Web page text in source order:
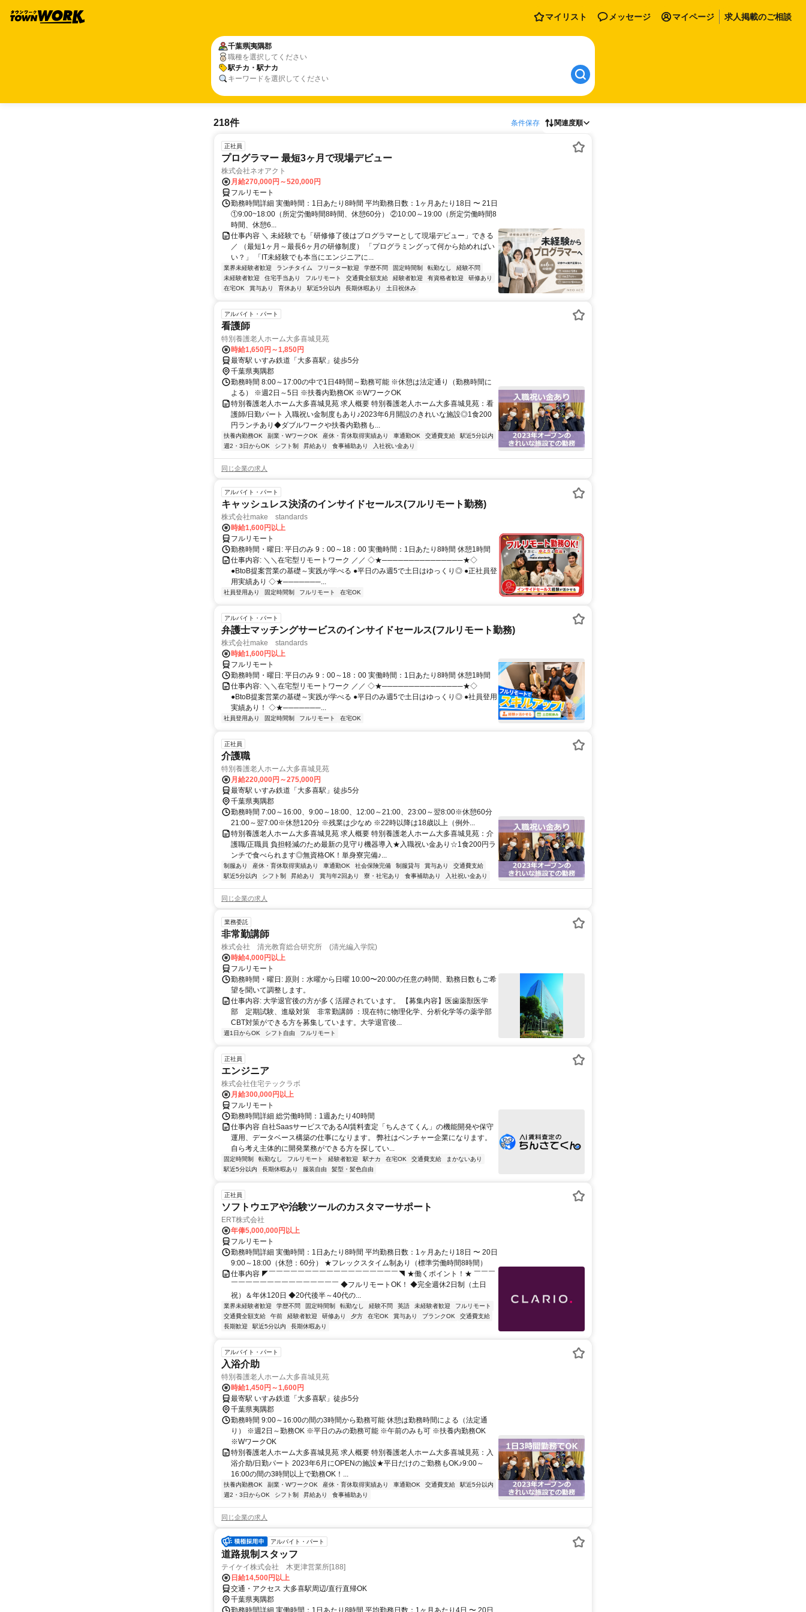
マイリスト メッセージ マイページ 求人掲載のご相談
千葉県夷隅郡
職種を選択してください
駅チカ・駅ナカ
キーワードを選択してください
218件 条件保存 関連度順
正社員
プログラマー 最短3ヶ月で現場デビュー
株式会社ネオアクト
月給270,000円～520,000円
フルリモート
勤務時間詳細 実働時間：1日あたり8時間 平均勤務日数：1ヶ月あたり18日 〜 21日
①9:00~18:00（所定労働時間8時間、休憩60分） ②10:00～19:00（所定労働時間8
時間、休憩6...
仕事内容 ＼ 未経験でも「研修修了後はプログラマーとして現場デビュー」できる
／ （最短1ヶ月～最長6ヶ月の研修制度） 「プログラミングって何から始めればい
い？」 「IT未経験でも本当にエンジニアに...
業界未経験者歓迎 ランチタイム フリーター歓迎 学歴不問 固定時間制 転勤なし
経験不問
未経験者歓迎
住宅手当あり フルリモート 交通費全額支給 経験者歓迎 有資格者歓迎
研修あり
在宅OK
賞与あり 育休あり 駅近5分以内 長期休暇あり 土日祝休み
アルバイト・パート
看護師
特別養護老人ホーム大多喜城見苑
時給1,650円～1,850円
最寄駅 いすみ鉄道「大多喜駅」徒歩5分
千葉県夷隅郡
勤務時間 8:00～17:00の中で1日4時間～勤務可能 ※休憩は法定通り（勤務時間に
よる） ※週2日～5日 ※扶養内勤務OK ※WワークOK
特別養護老人ホーム大多喜城見苑 求人概要 特別養護老人ホーム大多喜城見苑：看
護師/日勤パート 入職祝い金制度もあり♪2023年6月開設のきれいな施設◎1食200
円ランチあり◆ダブルワークや扶養内勤務も...
扶養内勤務OK 副業・WワークOK 産休・育休取得実績あり 車通勤OK 交通費支給
駅近5分以内
週2・3日からOK
シフト制 昇給あり 食事補助あり 入社祝い金あり
同じ企業の求人
アルバイト・パート
キャッシュレス決済のインサイドセールス(フルリモート勤務)
株式会社make standards
時給1,600円以上
フルリモート
勤務時間・曜日: 平日のみ 9：00～18：00 実働時間：1日あたり8時間 休憩1時間
仕事内容: ＼＼在宅型リモートワーク ／／ ◇★───────────────★◇
●BtoB提案営業の基礎～実践が学べる ●平日のみ週5で土日はゆっくり◎ ●正社員登
用実績あり ◇★───────...
社員登用あり 固定時間制 フルリモート 在宅OK
アルバイト・パート
弁護士マッチングサービスのインサイドセールス(フルリモート勤務)
株式会社make standards
時給1,600円以上
フルリモート
勤務時間・曜日: 平日のみ 9：00～18：00 実働時間：1日あたり8時間 休憩1時間
仕事内容: ＼＼在宅型リモートワーク ／／ ◇★───────────────★◇
●BtoB提案営業の基礎～実践が学べる ●平日のみ週5で土日はゆっくり◎ ●社員登用
実績あり！ ◇★───────...
社員登用あり 固定時間制 フルリモート 在宅OK
正社員
介護職
特別養護老人ホーム大多喜城見苑
月給220,000円～275,000円
最寄駅 いすみ鉄道「大多喜駅」徒歩5分
千葉県夷隅郡
勤務時間 7:00～16:00、9:00～18:00、12:00～21:00、23:00～翌8:00※休憩60分
21:00～翌7:00※休憩120分 ※残業は少なめ ※22時以降は18歳以上（例外...
特別養護老人ホーム大多喜城見苑 求人概要 特別養護老人ホーム大多喜城見苑：介
護職/正職員 負担軽減のため最新の見守り機器導入★入職祝い金あり☆1食200円ラ
ンチで食べられます◎無資格OK！単身寮完備♪...
制服あり 産休・育休取得実績あり 車通勤OK 社会保険完備 制服貸与 賞与あり
交通費支給
駅近5分以内
シフト制 昇給あり 賞与年2回あり 寮・社宅あり 食事補助あり 入社祝い金あり
同じ企業の求人
業務委託
非常勤講師
株式会社 清光教育総合研究所 (清光編入学院)
時給4,000円以上
フルリモート
勤務時間・曜日: 原則：水曜から日曜 10:00〜20:00の任意の時間、勤務日数もご希
望を聞いて調整します。
仕事内容: 大学退官後の方が多く活躍されています。 【募集内容】医歯薬獣医学
部 定期試験、進級対策 非常勤講師 ：現在特に物理化学、分析化学等の薬学部
CBT対策ができる方を募集しています。大学退官後...
週1日からOK シフト自由 フルリモート
正社員
エンジニア
株式会社住宅テックラボ
月給300,000円以上
フルリモート
勤務時間詳細 総労働時間：1週あたり40時間
仕事内容 自社SaasサービスであるAI賃料査定「ちんさてくん」の機能開発や保守
運用、データベース構築の仕事になります。 弊社はベンチャー企業になります。
自ら考え主体的に開発業務ができる方を探してい...
固定時間制 転勤なし フルリモート 経験者歓迎 駅ナカ 在宅OK 交通費支給
まかないあり
駅近5分以内
長期休暇あり 服装自由 髪型・髪色自由
正社員
ソフトウエアや治験ツールのカスタマーサポート
ERT株式会社
年俸5,000,000円以上
フルリモート
勤務時間詳細 実働時間：1日あたり8時間 平均勤務日数：1ヶ月あたり18日 〜 20日
9:00～18:00（休憩：60分） ★フレックスタイム制あり（標準労働時間8時間）
仕事内容 ◤￣￣￣￣￣￣￣￣￣￣￣￣￣￣￣￣￣￣◥ ★働くポイント！★ ￣￣￣
￣￣￣￣￣￣￣￣￣￣￣￣￣￣￣ ◆フルリモートOK！ ◆完全週休2日制（土日
祝）＆年休120日 ◆20代後半～40代の...
業界未経験者歓迎 学歴不問 固定時間制 転勤なし 経験不問 英語 未経験者歓迎
フルリモート
交通費全額支給
午前 経験者歓迎 研修あり 夕方 在宅OK 賞与あり ブランクOK
交通費支給
長期歓迎
駅近5分以内 長期休暇あり
アルバイト・パート
入浴介助
特別養護老人ホーム大多喜城見苑
時給1,450円～1,600円
最寄駅 いすみ鉄道「大多喜駅」徒歩5分
千葉県夷隅郡
勤務時間 9:00～16:00の間の3時間から勤務可能 休憩は勤務時間による（法定通
り） ※週2日～勤務OK ※平日のみの勤務可能 ※午前のみも可 ※扶養内勤務OK
※WワークOK
特別養護老人ホーム大多喜城見苑 求人概要 特別養護老人ホーム大多喜城見苑：入
浴介助/日勤パート 2023年6月にOPENの施設★平日だけのご勤務もOK♪9:00～
16:00の間の3時間以上で勤務OK！...
扶養内勤務OK 副業・WワークOK 産休・育休取得実績あり 車通勤OK 交通費支給
駅近5分以内
週2・3日からOK
シフト制 昇給あり 食事補助あり
同じ企業の求人
アルバイト・パート
道路規制スタッフ
テイケイ株式会社 木更津営業所[188]
日給14,500円以上
交通・アクセス 大多喜駅周辺/直行直帰OK
千葉県夷隅郡
勤務時間詳細 実働時間：1日あたり8時間 平均勤務日数：1ヶ月あたり4日 〜 20日